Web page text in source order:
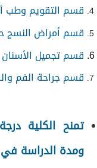
قسم التقويم وطب
قسم أمراض النسج
قسم تجميل
قسم جراحة الفم
تمنح الكلية
ومدة الدراسة